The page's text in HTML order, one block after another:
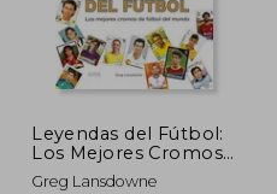
Leyendas del Fútbol:
Los Mejores Cromos
de Fútbol del Mundo
Greg Lansdowne